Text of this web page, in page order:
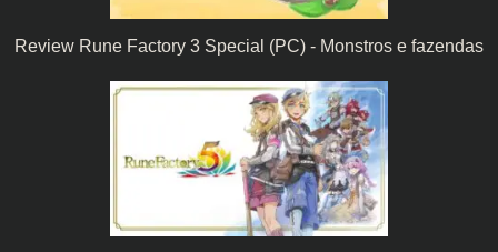
Review Rune Factory 3 Special (PC) - Monstros e fazendas